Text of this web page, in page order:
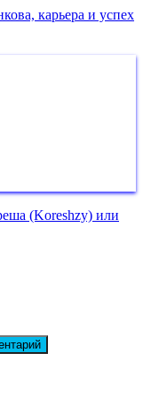
карьера и успех
(Koreshzy) или